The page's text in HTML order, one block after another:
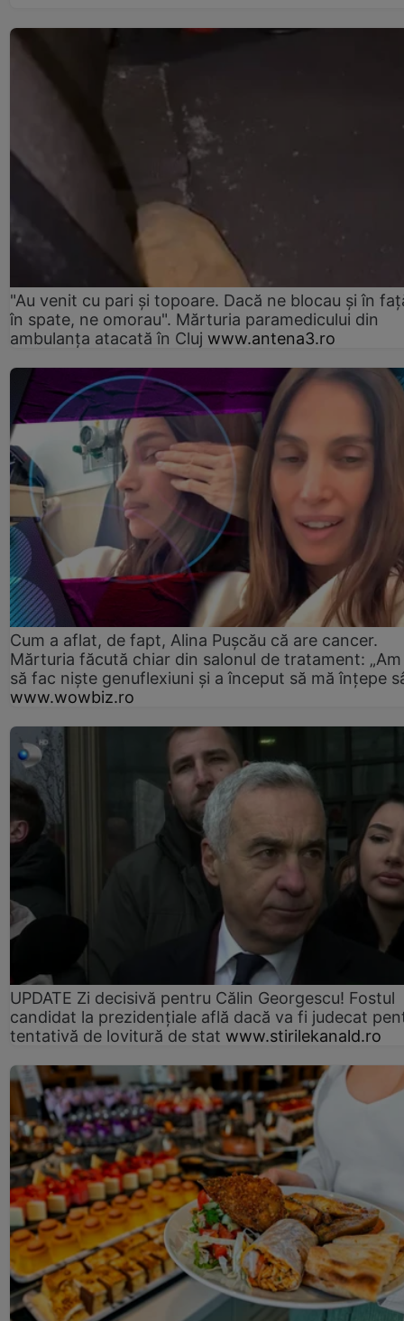
"Au venit cu pari și topoare. Dacă ne blocau şi în
în spate, ne omorau". Mărturia paramedicului din
ambulanţa atacată în Cluj www.antena3.ro
Cum a aflat, de fapt, Alina Pușcău că are cancer.
Mărturia făcută chiar din salonul de tratament:
să fac niște genuflexiuni și a început să mă înțepe
www.wowbiz.ro
UPDATE Zi decisivă pentru Călin Georgescu! Fostul
candidat la prezidențiale află dacă va fi judecat
tentativă de lovitură de stat www.stirilekanald.ro